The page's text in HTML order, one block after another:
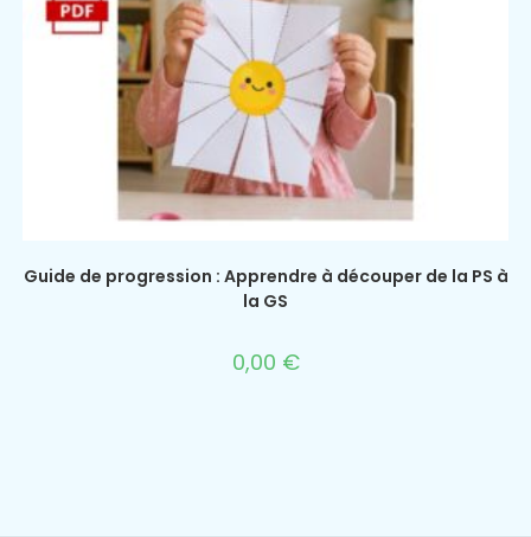
Guide de progression : Apprendre à découper de la PS à
la GS
0,00 €